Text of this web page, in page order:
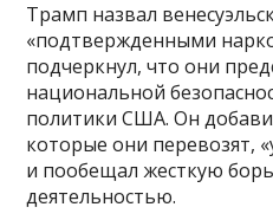
Трамп назвал
«подтвержденными
подчеркнул, что они
национальной
политики США. Он
которые они перевозят,
и пообещал жесткую
деятельностью.